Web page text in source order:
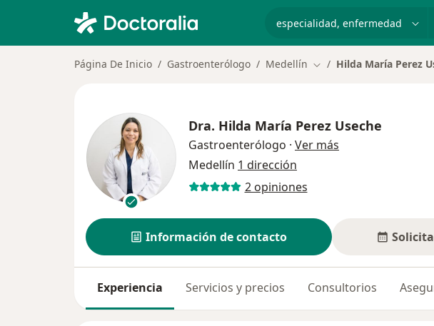
Página De Inicio Gastroenterólogo Medellín Cambiar de ciudad
Hilda María Perez
Dra. Hilda María Perez Useche
Gastroenterólogo · Ver más
Medellín 1 dirección
2 opiniones
Información de contacto
Experiencia Servicios y precios Consultorios